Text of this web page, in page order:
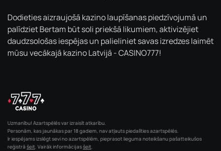
Dodieties aizraujošā kazino laupīšanas piedzīvojumā un
palīdziet Bertam būt soli priekšā likumiem, aktivizējiet
daudzsološas iespējas un palieliniet savas izredzes laimēt
mūsu vecākajā kazino Latvijā - CASINO777!
Uzmanību! Azartspēlēs var izraisīt atkarību.
Personām, kas jaunākas par 18 gadiem, nav atļauts piedalīties azartspēlēs.
Ir iespējams izslēgt sevi no azartspēlēm, pieprasot lieguma noteikšanu pašatteikušos
reģistrā šeit. Vairāk informācijasšeit.